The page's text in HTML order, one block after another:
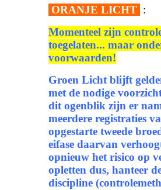
ORANJE LICHT :
Momenteel zijn
toegelaten... maar
voorwaarden!
Groen Licht blijft
met de nodige
dit ogenblik zijn er
meerdere registraties
opgestarte tweede
eifase daarvan
opnieuw het risico op
opletten dus, hanteer
discipline